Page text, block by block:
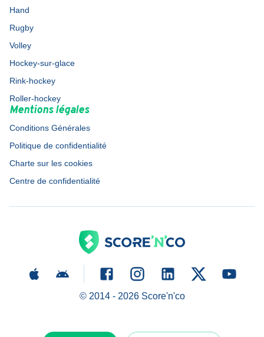
Hand
Rugby
Volley
Hockey-sur-glace
Rink-hockey
Roller-hockey
Mentions légales
Conditions Générales
Politique de confidentialité
Charte sur les cookies
Centre de confidentialité
© 2014 - 2026Score'n'co